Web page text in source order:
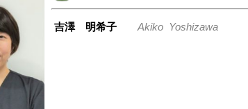
吉澤 明希子 Akiko Yoshizawa